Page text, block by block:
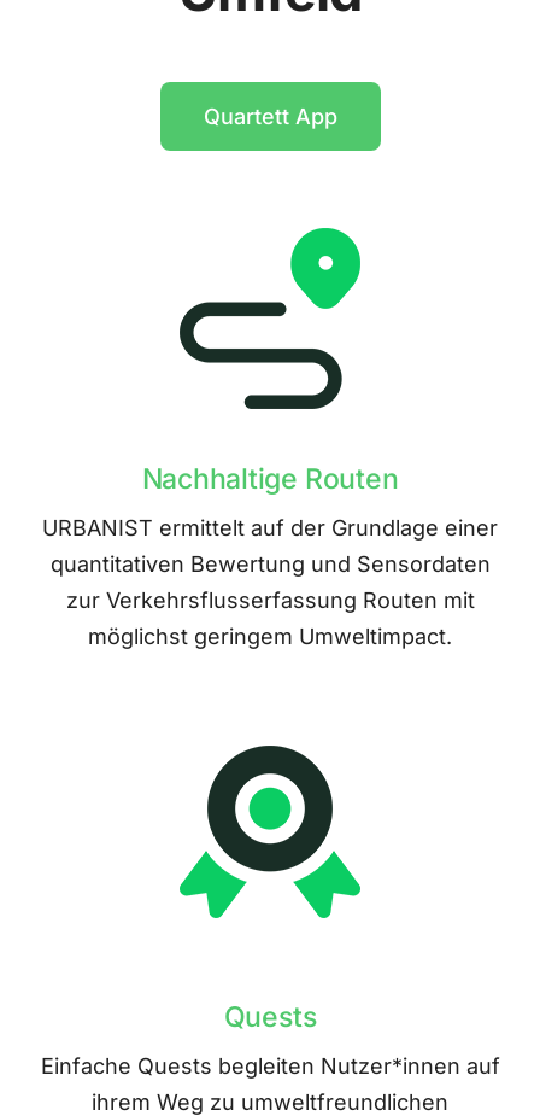
Quartett App
Nachhaltige Routen
URBANIST ermittelt auf der Grundlage einer
quantitativen Bewertung und Sensordaten
zur Verkehrsflusserfassung Routen mit
möglichst geringem Umweltimpact.
Quests
Einfache Quests begleiten Nutzer*innen auf
ihrem Weg zu umweltfreundlichen